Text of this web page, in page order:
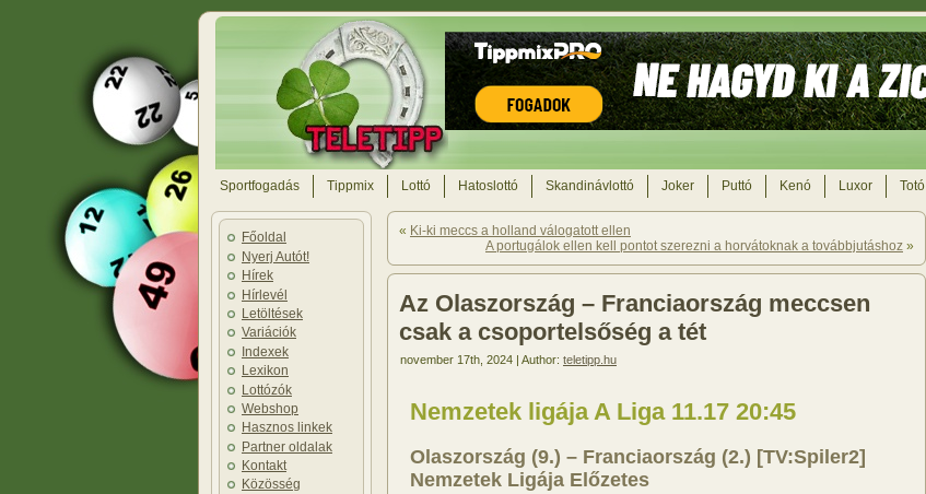
Sportfogadás Tippmix Lottó Hatoslottó Skandinávlottó Joker Puttó Kenó Luxor Totó
Főoldal
Nyerj Autót!
Hírek
Hírlevél
Letöltések
Variációk
Indexek
Lexikon
Lottózók
Webshop
Hasznos linkek
Partner oldalak
Kontakt
Közösség
« Ki-ki meccs a holland válogatott ellen
A portugálok ellen kell pontot szerezni a horvátoknak a továbbjutáshoz »
Az Olaszország – Franciaország meccsen
csak a csoportelsőség a tét
november 17th, 2024 | Author: teletipp.hu
Nemzetek ligája A Liga 11.17 20:45
Olaszország (9.) – Franciaország (2.) [TV:Spiler2]
Nemzetek Ligája Előzetes